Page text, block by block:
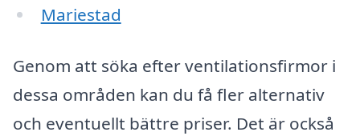
Mariestad
Genom att söka efter ventilationsfirmor i
dessa områden kan du få fler alternativ
och eventuellt bättre priser. Det är också